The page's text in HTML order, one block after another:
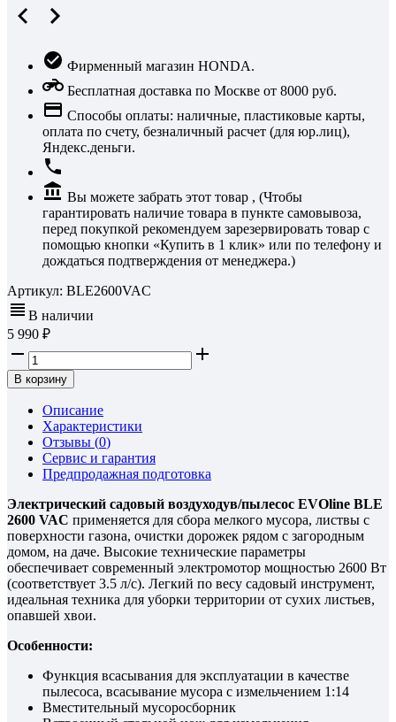
Фирменный магазин HONDA.
Бесплатная доставка по Москве от 8000 руб.
Способы оплаты: наличные, пластиковые карты,
оплата по счету, безналичный расчет (для юр.лиц),
Яндекс.деньги.
Вы можете забрать этот товар , (Чтобы
гарантировать наличие товара в пункте самовывоза,
перед покупкой рекомендуем зарезервировать товар с
помощью кнопки «Купить в 1 клик» или по телефону и
дождаться подтверждения от менеджера.)
Артикул: BLE2600VAC
В наличии
5 990
В корзину
Описание
Характеристики
Отзывы (0)
Сервис и гарантия
Предпродажная подготовка
Электрический садовый воздуходув/пылесос EVOline BLE
2600 VAC применяется для сбора мелкого мусора, листвы с
поверхности газона, очистки дорожек рядом с загородным
домом, на даче. Высокие технические параметры
обеспечивает современный электромотор мощностью 2600 Вт
(соответствует 3.5 л/с). Легкий по весу садовый инструмент,
идеальная техника для уборки территории от сухих листьев,
опавшей хвои.
Особенности:
Функция всасывания для эксплуатации в качестве
пылесоса, всасывание мусора с измельчением 1:14
Вместительный мусоросборник